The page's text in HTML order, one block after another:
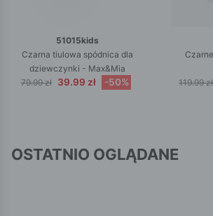
51015kids
Czarna tiulowa spódnica dla
dziewczynki - Max&Mia
79.99 zł
39.99 zł -50%
119.99 zł
OSTATNIO OGLĄDANE